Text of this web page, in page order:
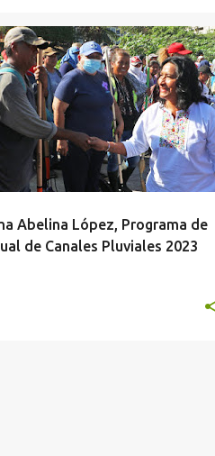
Abelina López, Programa de
de Canales Pluviales 2023